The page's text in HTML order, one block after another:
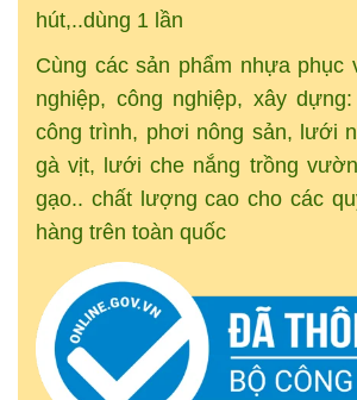
hút,..dùng 1 lần
Cùng các sản phẩm nhựa phục
nghiệp, công nghiệp, xây
công trình, phơi nông sản, lưới
gà vịt, lưới che nắng trồng
gạo.. chất lượng cao cho các
hàng trên toàn quốc